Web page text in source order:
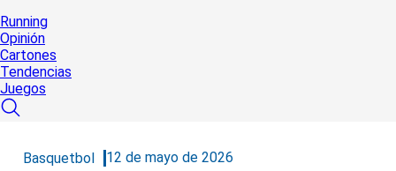
Running
Opinión
Cartones
Tendencias
Juegos
Basquetbol 12 de mayo de 2026